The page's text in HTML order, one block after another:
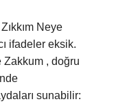
Neye
ifadeler eksik.
, doğru
sunabilir: